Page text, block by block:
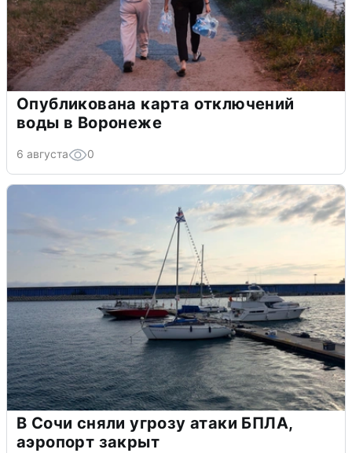
Опубликована карта отключений
воды в Воронеже
6 августа 0
В Сочи сняли угрозу атаки БПЛА,
аэропорт закрыт